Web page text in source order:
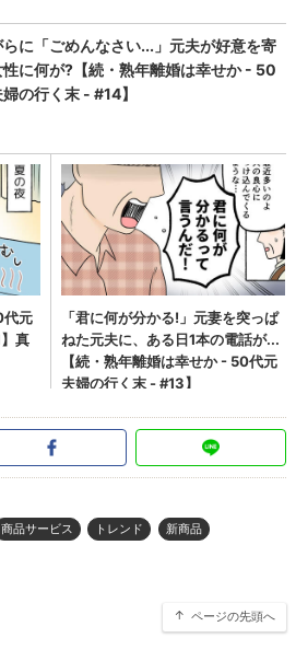
商品サービス トレンド 新商品
ページの先頭へ